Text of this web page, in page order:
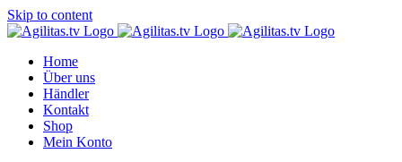
Skip to content
Home
Über uns
Händler
Kontakt
Shop
Mein Konto